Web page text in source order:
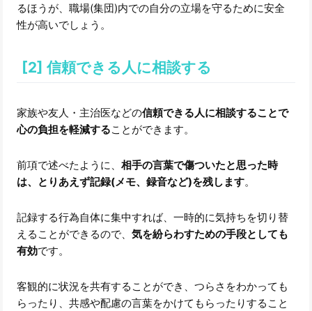
るほうが、職場(集団)内での自分の立場を守るために安全
性が高いでしょう。
[2] 信頼できる人に相談する
家族や友人・主治医などの信頼できる人に相談することで
心の負担を軽減することができます。
前項で述べたように、相手の言葉で傷ついたと思った時
は、とりあえず記録(メモ、録音など)を残します。
記録する行為自体に集中すれば、一時的に気持ちを切り替
えることができるので、気を紛らわすための手段としても
有効です。
客観的に状況を共有することができ、つらさをわかっても
らったり、共感や配慮の言葉をかけてもらったりすること